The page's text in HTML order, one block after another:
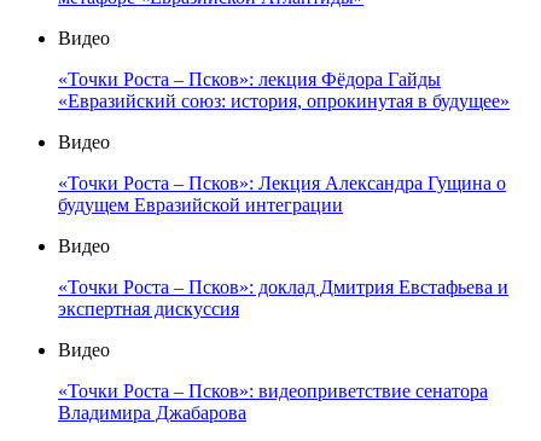
Видео
«Точки Роста – Псков»: лекция Фёдора Гайды
«Евразийский союз: история, опрокинутая в будущее»
Видео
«Точки Роста – Псков»: Лекция Александра Гущина о
будущем Евразийской интеграции
Видео
«Точки Роста – Псков»: доклад Дмитрия Евстафьева и
экспертная дискуссия
Видео
«Точки Роста – Псков»: видеоприветствие сенатора
Владимира Джабарова